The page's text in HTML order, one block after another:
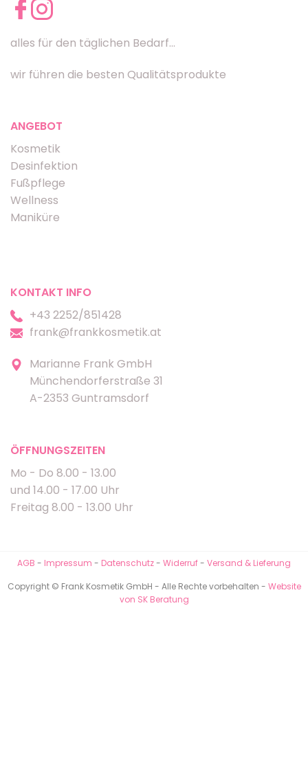
alles für den täglichen Bedarf...
wir führen die besten Qualitätsprodukte
ANGEBOT
Kosmetik
Desinfektion
Fußpflege
Wellness
Maniküre
KONTAKT INFO
+43 2252/851428
frank@frankkosmetik.at
Marianne Frank GmbH
Münchendorferstraße 31
A-2353 Guntramsdorf
ÖFFNUNGSZEITEN
Mo - Do 8.00 - 13.00
und 14.00 - 17.00 Uhr
Freitag 8.00 - 13.00 Uhr
AGB - Impressum - Datenschutz- Widerruf- Versand & Lieferung
Copyright © Frank Kosmetik GmbH - Alle Rechte vorbehalten - Website
von SK Beratung